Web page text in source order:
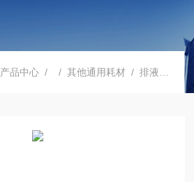
产品中心 / /其他通用耗材 / 排液管，带回流阀，用于Dispensette S Organic 1,2,5,10 ml，细排液头，105 mm